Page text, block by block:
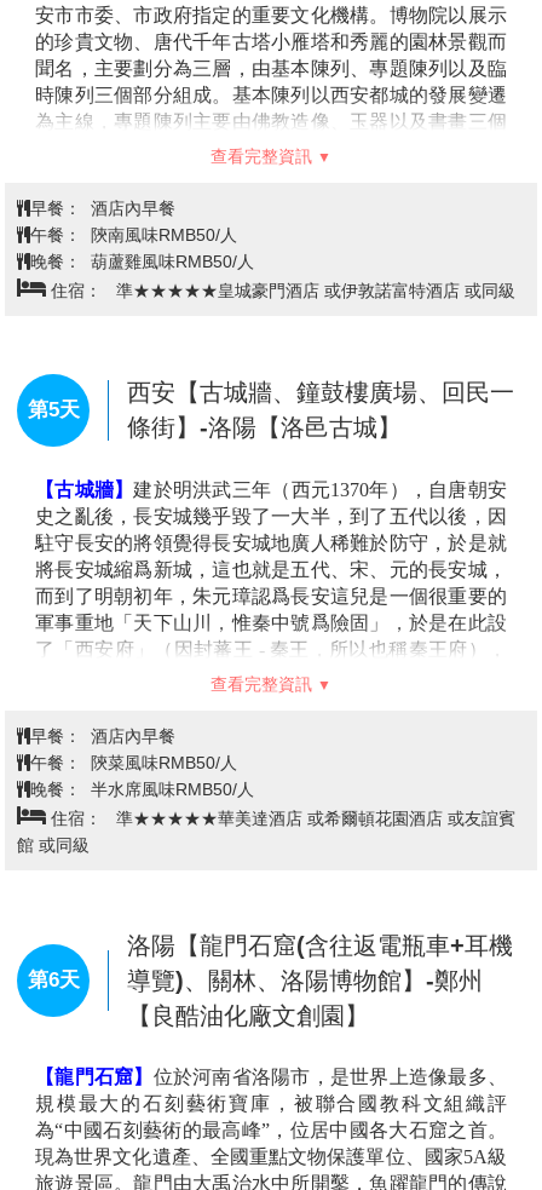
最大之塔群。塔林裡塔的層次只有一、三、五、七四種
層次，高可達15米，造型有正方形、長方形、六角形、
圓形、柱形、錐體、瓶體、喇叭體等。按佛制，只有名
僧、高僧圓寂後，才設宮建塔，刻石紀志，以昭功德。
所以塔的形制層級、高低大小、磚石建築和雕刻藝術的
武術表演，表演的專案有木魚功、少
象深刻，一根鋼板被頭撞斷。武僧表演鋼針穿玻璃，能
為我們帶來極大的心靈震撼。
【陝州風景區】景區位於三門峽市區的黃河岸邊，又名
陝州老城風景區和陝州古城風景區，是在古陝州城遺址
田”之說。周文王之弟召公曾封此邑，教民于甘棠樹
下，民感其德，建祠紀念，故陝州又稱甘棠舊治。
【寶輪寺塔】寶輪寺塔因其獨特的回音現象而被俗稱
音壁、山西普救寺塔、四川石琴並稱。該塔為13級疊澀
密簷式磚塔，高26.5米，周長21.6米，塔身自下而上逐
層收斂，每層高度均勻遞減，使得塔身外形呈拋物線
狀。塔內設有塔心室和梯道，可以登高遠望，一覽“黃
河遠上白雲間”的勝景。寶輪寺塔不僅因其悠久的歷史
和精美的建築藝術而受到保護，還因其科學價值和回音
現象的研究價值而被列為全國重點文物保護單位。
第3天
三門峽【天鵝湖濕地公園】-臨潼【兵
馬俑(含單程電瓶車+耳機導覽)】-西
安【永興坊】
的生態區內，現有面積8850畝，其中陸地6150畝，水
陝州古城和沿黃生態林帶三部分，是一處融生態、文化
和人文地理於一體的自然山水景區。
【兵馬俑】1974年，秦始皇陵兵馬俑坑的發現震驚世
界，這一建在西元 前3世紀的地下雕塑群以恢弘磅因礡
模與藝術效果無不堪與世界七大奇跡媲美。於是， 世界
第八大奇跡之譽不脛而走，成為秦始皇陵兵馬俑的代名
詞。秦始皇兵馬俑博物館是我國最大的遺址博物館，除
出土文物陳列室和秦陵銅車馬陳列室。秦兵馬俑博物館
位於西安臨潼縣秦始皇陵東1.5公里處，是秦始皇陵的從
葬坑，被譽為"世界第八大奇跡”，1987年由聯合國教科
文組織列入“世界人類文化遺產”目錄。
【永興坊】永興坊位於西安城牆東側中山門內，是唐代
一百零八坊之一，也是唐代丞相魏征府邸的舊址。2007
年，西安市實施“皇城復興計畫”時，對永興坊進行了復
原性建設，並將其打造成為全國首個以“非遺美食文
早餐：
酒店內早餐
午餐：
褲帶面風味RMB50/人
晚餐：
餃子風味RMB50/人
第4天
西安【西安博物館、寒窯遺址公園、
大雁塔(外觀) 、小雁塔(外觀)、大唐
不夜城】
全國4A級旅遊景區、全國古籍重點保護
單位、全國科普教育基地，是陝西省省委、省政府，西
安市市委、市政府指定的重要文化機構。博物院以展示
的珍貴文物、唐代千年古塔小雁塔和秀麗的園林景觀而
聞名，主要劃分為三層，由基本陳列、專題陳列以及臨
時陳列三個部分組成。基本陳列以西安都城的發展變遷
為主線，專題陳列主要由佛教造像、玉器以及書畫三個
清朝後期，內設王寶釧祠堂。2018年12月底開始，曲江
寒窯遺址公園24小時向廣大遊客免費開放。 [2]曲江寒窯
遺址公園作為中國具有代表性的愛情文化主題公園，整
個園區以王寶釧、薛平貴忠貞不渝的愛情故事為主線，
【大雁塔】又名大慈恩寺塔，唐高宗永徽三年 ( 西元652
年 ) 玄奘法師為供奉從印度取回的佛像，舍利和梵文經
典，在慈恩寺的西塔院建起一座高180尺的五層磚塔，
後在武則天長安年間改建為七層。大雁塔通高64.5米，
塔體為方形錐體，造型簡潔，氣勢雄偉，是我國佛教建
早餐：
酒店內早餐
午餐：
陝南風味RMB50/人
晚餐：
葫蘆雞風味RMB50/人
準★★★★★皇城豪門酒店 或伊敦諾富特酒店 或同級
第5天
西安【古城牆、鐘鼓樓廣場、回民一
條街】-洛陽【洛邑古城】